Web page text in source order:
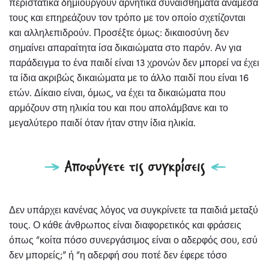
τους και επηρεάζουν τον τρόπο με τον οποίο σχετίζονται
και αλληλεπιδρούν. Προσέξτε όμως: δικαιοσύνη δεν
σημαίνει απαραίτητα ίσα δικαιώματα στο παρόν. Αν για
παράδειγμα το ένα παιδί είναι 13 χρονών δεν μπορεί να έχει
τα ίδια ακριβώς δικαιώματα με το άλλο παιδί που είναι 16
ετών. Δίκαιο είναι, όμως, να έχει τα δικαιώματα που
αρμόζουν στη ηλικία του και που απολάμβανε και το
μεγαλύτερο παιδί όταν ήταν στην ίδια ηλικία.
Δεν υπάρχει κανένας λόγος να συγκρίνετε τα παιδιά μεταξύ
τους. Ο κάθε άνθρωπος είναι διαφορετικός και φράσεις
όπως “κοίτα πόσο συνεργάσιμος είναι ο αδερφός σου, εσύ
δεν μπορείς;” ή “η αδερφή σου ποτέ δεν έφερε τόσο